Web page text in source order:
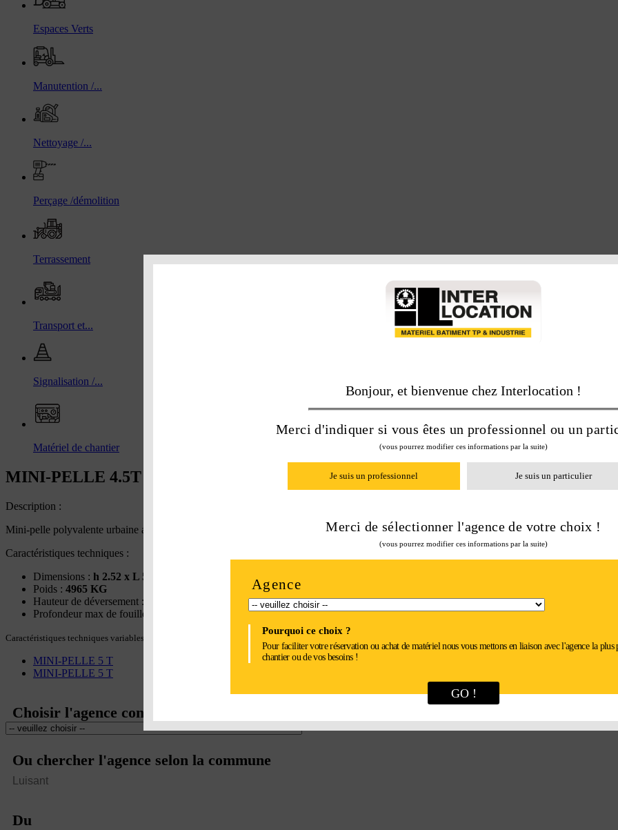
Bonjour, et bienvenue chez Interlocation !
Merci d'indiquer si vous êtes un professionnel ou un
(vous pourrez modifier ces informations par la suite)
Je suis un professionnel Je suis un particulier
Merci de sélectionner l'agence de votre choix !
(vous pourrez modifier ces informations par la suite)
Agence
Pourquoi ce choix ?
Pour faciliter votre réservation ou achat de matériel nous vous mettons en liaison avec l'agence la plus
chantier ou de vos besoins !
GO !
Espaces Verts
Manutention /...
Nettoyage /...
Perçage /démolition
Terrassement
Transport et...
Signalisation /...
Matériel de chantier
MINI-PELLE 4.5T / 5 T
Description :
Mini-pelle polyvalente urbaine avec cabine pour les travaux en espace réduit pour creuser des fondations, des tranchées, pour
Caractéristiques techniques :
Dimensions : h 2.52 x L 5.55 x l 1.84 M
Poids : 4965 KG
Hauteur de déversement :
Profondeur max de fouille :
Caractéristiques techniques variables selon le modèle
MINI-PELLE 5 T
MINI-PELLE 5 T
Choisir l'agence concernée
Ou chercher l'agence selon la commune
Du